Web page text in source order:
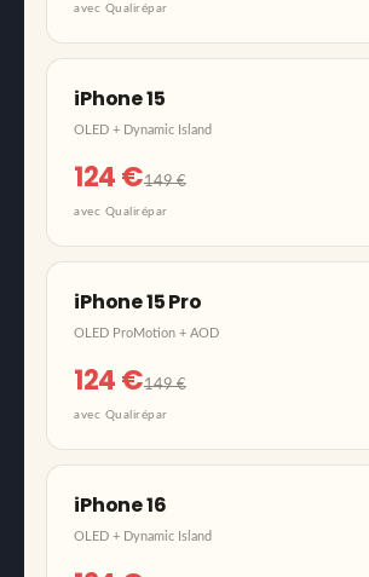
avec Qualirépar
iPhone 15
OLED + Dynamic Island
124 €149 €
avec Qualirépar
iPhone 15 Pro
OLED ProMotion + AOD
124 €149 €
avec Qualirépar
iPhone 16
OLED + Dynamic Island